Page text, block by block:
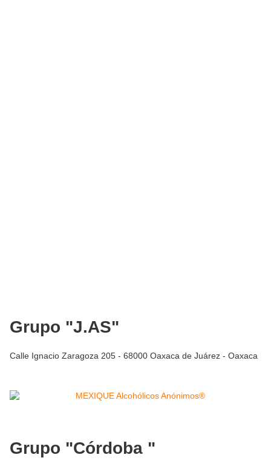
Grupo "J.AS"
Calle Ignacio Zaragoza 205 - 68000 Oaxaca de Juárez - Oaxaca
Grupo "Córdoba "